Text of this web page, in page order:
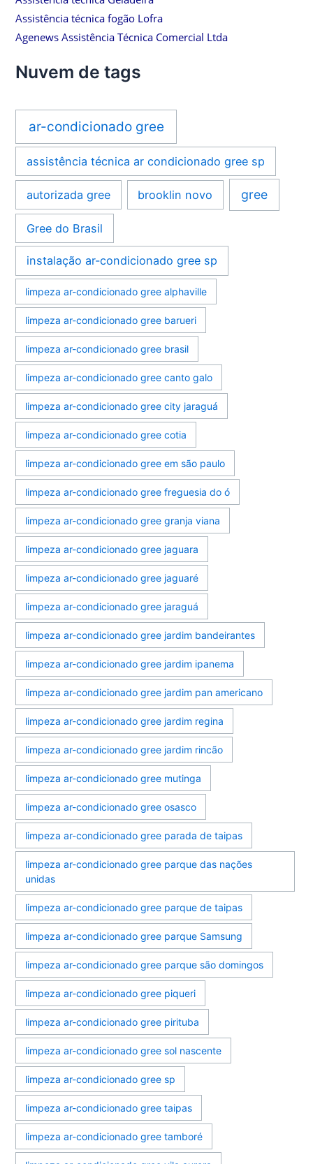
Assistência técnica fogão Lofra
Agenews Assistência Técnica Comercial Ltda
Nuvem de tags
ar-condicionado gree
assistência técnica ar condicionado gree sp
autorizada gree brooklin novo gree
Gree do Brasil
instalação ar-condicionado gree sp
limpeza ar-condicionado gree alphaville
limpeza ar-condicionado gree barueri
limpeza ar-condicionado gree brasil
limpeza ar-condicionado gree canto galo
limpeza ar-condicionado gree city jaraguá
limpeza ar-condicionado gree cotia
limpeza ar-condicionado gree em são paulo
limpeza ar-condicionado gree freguesia do ó
limpeza ar-condicionado gree granja viana
limpeza ar-condicionado gree jaguara
limpeza ar-condicionado gree jaguaré
limpeza ar-condicionado gree jaraguá
limpeza ar-condicionado gree jardim bandeirantes
limpeza ar-condicionado gree jardim ipanema
limpeza ar-condicionado gree jardim pan americano
limpeza ar-condicionado gree jardim regina
limpeza ar-condicionado gree jardim rincão
limpeza ar-condicionado gree mutinga
limpeza ar-condicionado gree osasco
limpeza ar-condicionado gree parada de taipas
limpeza ar-condicionado gree parque das nações
unidas
limpeza ar-condicionado gree parque de taipas
limpeza ar-condicionado gree parque Samsung
limpeza ar-condicionado gree parque são domingos
limpeza ar-condicionado gree piqueri
limpeza ar-condicionado gree pirituba
limpeza ar-condicionado gree sol nascente
limpeza ar-condicionado gree sp
limpeza ar-condicionado gree taipas
limpeza ar-condicionado gree tamboré